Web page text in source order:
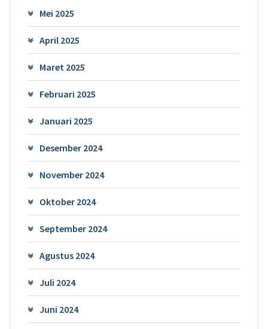
Mei 2025
April 2025
Maret 2025
Februari 2025
Januari 2025
Desember 2024
November 2024
Oktober 2024
September 2024
Agustus 2024
Juli 2024
Juni 2024